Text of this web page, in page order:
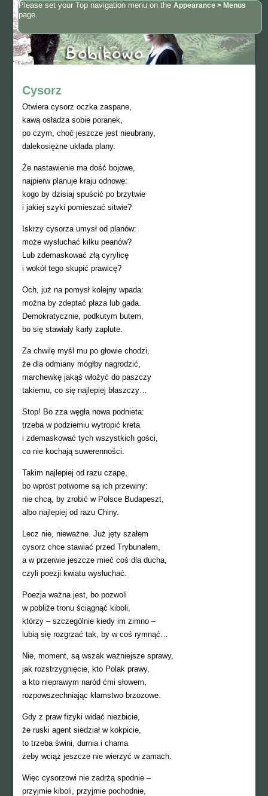
Please set your Top navigation menu on the Appearance > Menus
page.
Cysorz
Otwiera cysorz oczka zaspane,
kawą osładza sobie poranek,
po czym, choć jeszcze jest nieubrany,
dalekosiężne układa plany.
Że nastawienie ma dość bojowe,
najpierw planuje kraju odnowę:
kogo by dzisiaj spuścić po brzytwie
i jakiej szyki pomieszać sitwie?
Iskrzy cysorza umysł od planów:
może wysłuchać kilku peanów?
Lub zdemaskować złą cyrylicę
i wokół tego skupić prawicę?
Och, już na pomysł kolejny wpada:
można by zdeptać płaza lub gada.
Demokratycznie, podkutym butem,
bo się stawiały karły zaplute.
Za chwilę myśl mu po głowie chodzi,
że dla odmiany mógłby nagrodzić,
marchewkę jakąś włożyć do paszczy
takiemu, co się najlepiej błaszczy…
Stop! Bo zza węgła nowa podnieta:
trzeba w podziemiu wytropić kreta
i zdemaskować tych wszystkich gości,
co nie kochają suwerenności.
Takim najlepiej od razu czapę,
bo wprost potworne są ich przewiny:
nie chcą, by zrobić w Polsce Budapeszt,
albo najlepiej od razu Chiny.
Lecz nie, nieważne. Już jęty szałem
cysorz chce stawiać przed Trybunałem,
a w przerwie jeszcze mieć coś dla ducha,
czyli poezji kwiatu wysłuchać.
Poezja ważna jest, bo pozwoli
w pobliże tronu ściągnąć kiboli,
którzy – szczególnie kiedy im zimno –
lubią się rozgrzać tak, by w coś rymnąć…
Nie, moment, są wszak ważniejsze sprawy,
jak rozstrzygnięcie, kto Polak prawy,
a kto nieprawym naród ćmi słowem,
rozpowszechniając kłamstwo brzozowe.
Gdy z praw fizyki widać niezbicie,
że ruski agent siedział w kokpicie,
to trzeba świni, durnia i chama
żeby wciąż jeszcze nie wierzyć w zamach.
Więc cysorzowi nie zadrżą spodnie –
przyjmie kiboli, przyjmie pochodnie,